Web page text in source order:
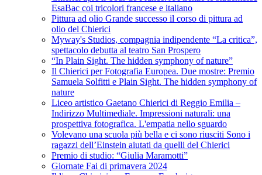
EsaBac coi tricolori francese e italiano
Pittura ad olio Grande successo il corso di pittura ad
olio del Chierici
Myway's Studios, compagnia indipendente “La critica”,
spettacolo debutta al teatro San Prospero
“In Plain Sight. The hidden symphony of nature”
Il Chierici per Fotografia Europea. Due mostre: Premio
Samuela Solfitti e Plain Sight. The hidden symphony of
nature
Liceo artistico Gaetano Chierici di Reggio Emilia –
Indirizzo Multimediale. Impressioni naturali: una
prospettiva fotografica. L'empatia nello sguardo
Volevano una scuola più bella e ci sono riusciti Sono i
ragazzi dell’Einstein aiutati da quelli del Chierici
Premio di studio: “Giulia Maramotti”
Giornate Fai di primavera 2024